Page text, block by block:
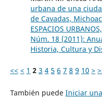
urbana de una
de Cavadas,
ESPACIOS
Núm. 18 (2011):
Historia, Cultura y
<< < 1 2 3 4 5 6 7 8 9 10 >
También puede Iniciar